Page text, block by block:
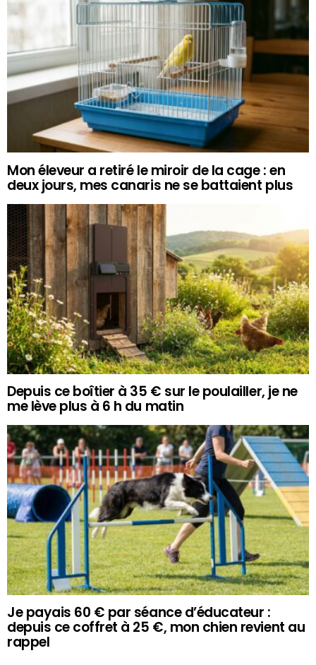
Mon éleveur a retiré le miroir de la cage : en
deux jours, mes canaris ne se battaient plus
Depuis ce boîtier à 35 € sur le poulailler, je ne
me lève plus à 6 h du matin
Je payais 60 € par séance d’éducateur :
depuis ce coffret à 25 €, mon chien revient au
rappel